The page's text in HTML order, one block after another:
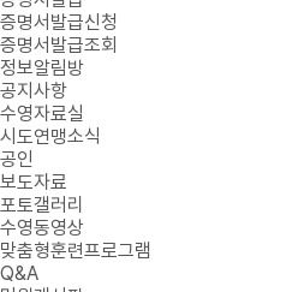
증명서발급신청
증명서발급조회
정보알림방
공지사항
수영자료실
시도연맹소식
공인
보도자료
포토갤러리
수영동영상
맞춤형훈련프로그램
Q&A